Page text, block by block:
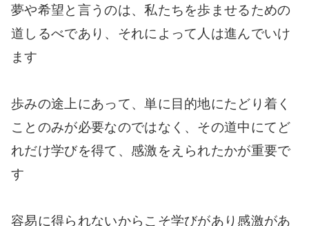
夢や希望と言うのは、私たちを歩ませるための
道しるべであり、それによって人は進んでいけ
ます
歩みの途上にあって、単に目的地にたどり着く
ことのみが必要なのではなく、その道中にてど
れだけ学びを得て、感激をえられたかが重要で
す
容易に得られないからこそ学びがあり感激があ